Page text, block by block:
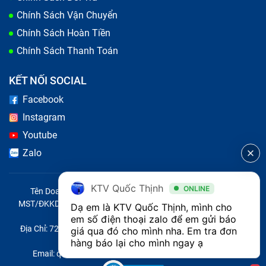
Tại sao cần phải thay pin laptop Dell
1310/1320/1510/1520/2510 ngay bây giờ?
Có nên thay pin laptop Dell
1310/1320/1510/1520/2510 tại nhà
thay pin laptop tại nhàcó thể thực hiện được
nếu bạn có kỹ năng và công cụ phù hợp, nhưng có một
Chính Sách Vận Chuyển
Chính Sách Hoàn Tiền
Chính Sách Thanh Toán
KẾT NỐI SOCIAL
Facebook
Instagram
Youtube
Zalo
Tên Doanh Nghiệp: CÔNG TY TNHH CITY ONE VIỆT NAM
MST/ĐKKD/QĐTL: 0316569346 do sở KHĐT TP.HCM cấp ngày
14/04/2023
Địa Chỉ: 721 Trường Chinh, Phường Tây Thạnh, Quận Tân Phú,
Thành phố Hồ Chí Minh, Việt Nam
Email: quoc@baohanhone.com | Điện Thoại: 18001236
KTV Quốc Thịnh ONLINE
Dạ em là KTV Quốc Thịnh, mình cho
em số điện thoại zalo để em gửi báo
giá qua đó cho mình nha. Em tra đơn
hàng báo lại cho mình ngay ạ